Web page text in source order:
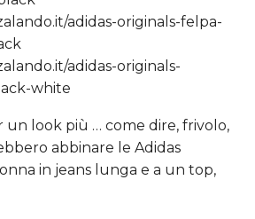
adidas-originals-felpa-
adidas-originals-
white
un look più … come dire, frivolo,
abbinare le Adidas
in jeans lunga e a un top,